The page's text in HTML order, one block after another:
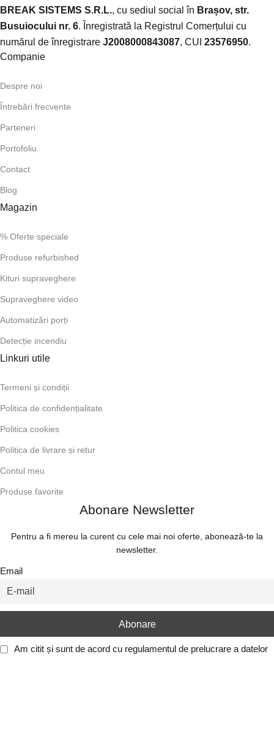
BREAK SISTEMS S.R.L., cu sediul social în Brașov, str.
Busuiocului nr. 6. Înregistrată la Registrul Comerțului cu
numărul de înregistrare J2008000843087, CUI 23576950.​
Companie
Despre noi
Întrebări frecvente
Parteneri
Portofoliu
Contact
Blog
Magazin
% Oferte speciale
Produse refurbished
Kituri supraveghere
Supraveghere video
Automatizări porți
Detecție incendiu
Linkuri utile
Termeni și condiții
Politica de confidențialitate
Politica cookies
Politica de livrare și retur
Contul meu
Produse favorite
Abonare Newsletter
Pentru a fi mereu la curent cu cele mai noi oferte, abonează-te la
newsletter.
Email
Am citit și sunt de acord cu regulamentul de prelucrare a datelor